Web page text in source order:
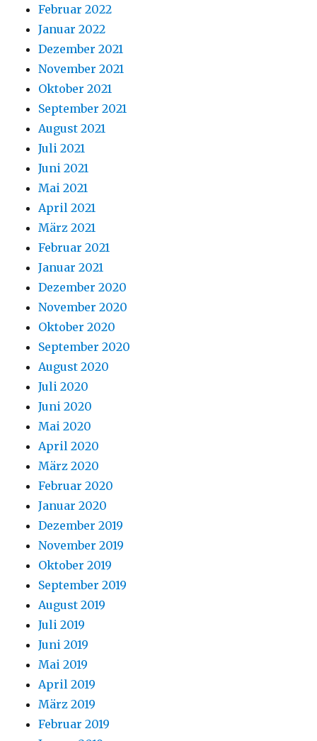
Februar 2022
Januar 2022
Dezember 2021
November 2021
Oktober 2021
September 2021
August 2021
Juli 2021
Juni 2021
Mai 2021
April 2021
März 2021
Februar 2021
Januar 2021
Dezember 2020
November 2020
Oktober 2020
September 2020
August 2020
Juli 2020
Juni 2020
Mai 2020
April 2020
März 2020
Februar 2020
Januar 2020
Dezember 2019
November 2019
Oktober 2019
September 2019
August 2019
Juli 2019
Juni 2019
Mai 2019
April 2019
März 2019
Februar 2019